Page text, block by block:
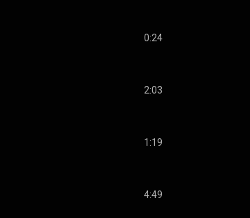
0:24
2:03
1:19
4:49